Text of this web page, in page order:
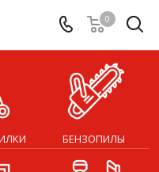
0
БЕНЗОПИЛЫ